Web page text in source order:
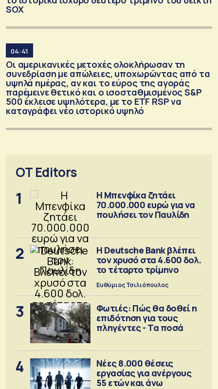
SOX
04:41
Οι αμερικανικές μετοχές ολοκλήρωσαν τη
συνεδρίαση με απώλειες, υποχωρώντας από τα
υψηλά ημέρας, αν και το εύρος της αγοράς
παρέμεινε θετικό και ο ισοσταθμισμένος S&P
500 έκλεισε υψηλότερα, με το ETF RSP να
καταγράφει νέο ιστορικό υψηλό
OT Editors
1
Η Μπενφίκα ζητάει
70.000.000 ευρώ για να
πουλήσει τον Παυλίδη
2
Η Deutsche Bank βλέπει
τον χρυσό στα 4.600 δολ.
το τέταρτο τρίμηνο
Ευθύμιος Τσιλιόπουλος
3
Φωτιές: Πώς θα δοθεί η
επιδότηση για τους
πληγέντες - Τα ποσά
4
Νέες 8.000 θέσεις
εργασίας για ανέργους
55 ετών και άνω